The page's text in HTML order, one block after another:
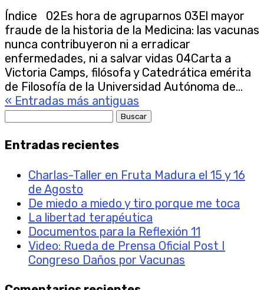
Índice 02Es hora de agruparnos 03El mayor
fraude de la historia de la Medicina: las vacunas
nunca contribuyeron ni a erradicar
enfermedades, ni a salvar vidas 04Carta a
Victoria Camps, filósofa y Catedrática emérita
de Filosofía de la Universidad Autónoma de...
« Entradas más antiguas
Buscar:
Entradas recientes
Charlas-Taller en Fruta Madura el 15 y 16
de Agosto
De miedo a miedo y tiro porque me toca
La libertad terapéutica
Documentos para la Reflexión 11
Video: Rueda de Prensa Oficial Post I
Congreso Daños por Vacunas